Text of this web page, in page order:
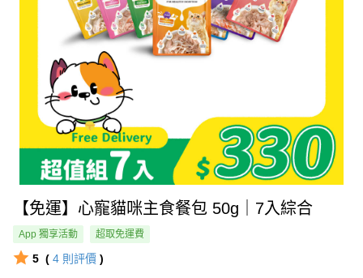
【免運】心寵貓咪主食餐包 50g｜7入綜合
App 獨享活動 超取免運費
5 ( 4 則評價 )